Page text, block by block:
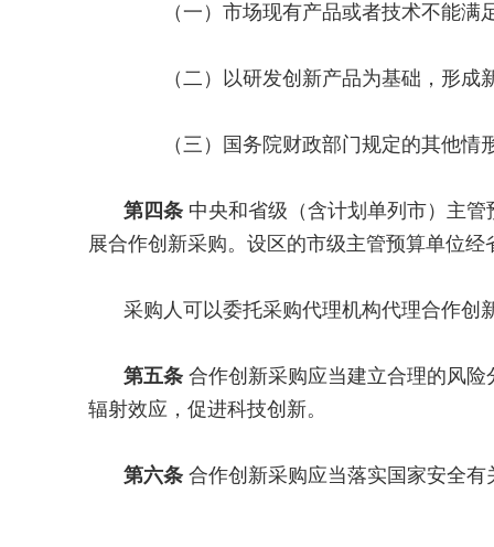
（一）市场现有产品或者技术不能满
（二）以研发创新产品为基础，形成
（三）国务院财政部门规定的其他情
第四条 中央和省级（含计划单列市）主
展合作创新采购。设区的市级主管预算单位
采购人可以委托采购代理机构代理合作创
第五条 合作创新采购应当建立合理的风
辐射效应，促进科技创新。
第六条 合作创新采购应当落实国家安全